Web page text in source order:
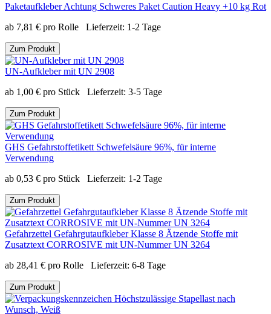
Paketaufkleber Achtung Schweres Paket Caution Heavy +10 kg Rot
ab 7,81 € pro Rolle Lieferzeit: 1-2 Tage
Zum Produkt
UN-Aufkleber mit UN 2908
ab 1,00 € pro Stück Lieferzeit: 3-5 Tage
Zum Produkt
GHS Gefahrstoffetikett Schwefelsäure 96%, für interne
Verwendung
ab 0,53 € pro Stück Lieferzeit: 1-2 Tage
Zum Produkt
Gefahrzettel Gefahrgutaufkleber Klasse 8 Ätzende Stoffe mit
Zusatztext CORROSIVE mit UN-Nummer UN 3264
ab 28,41 € pro Rolle Lieferzeit: 6-8 Tage
Zum Produkt